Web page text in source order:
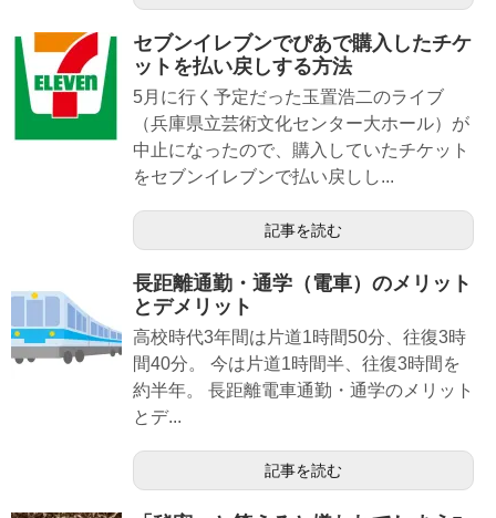
セブンイレブンでぴあで購入したチケ
ットを払い戻しする方法
5月に行く予定だった玉置浩二のライブ
（兵庫県立芸術文化センター大ホール）が
中止になったので、購入していたチケット
をセブンイレブンで払い戻しし...
記事を読む
長距離通勤・通学（電車）のメリット
とデメリット
高校時代3年間は片道1時間50分、往復3時
間40分。 今は片道1時間半、往復3時間を
約半年。 長距離電車通勤・通学のメリット
とデ...
記事を読む